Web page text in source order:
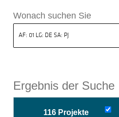
Wonach suchen Sie
Ergebnis der Suche
116 Projekte